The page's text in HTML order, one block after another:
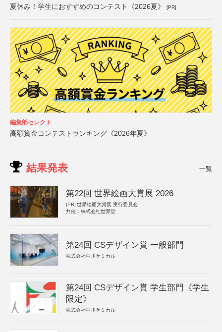
夏休み！学生におすすめのコンテスト《2026夏》 [PR]
編集部セレクト
高額賞金コンテストランキング《2026年夏》
結果発表 一覧
第22回 世界絵画大賞展 2026
[PR] 世界絵画大賞展 実行委員会
共催：株式会社世界堂
第24回 CSデザイン賞 一般部門
株式会社中川ケミカル
第24回 CSデザイン賞 学生部門《学生
限定》
株式会社中川ケミカル